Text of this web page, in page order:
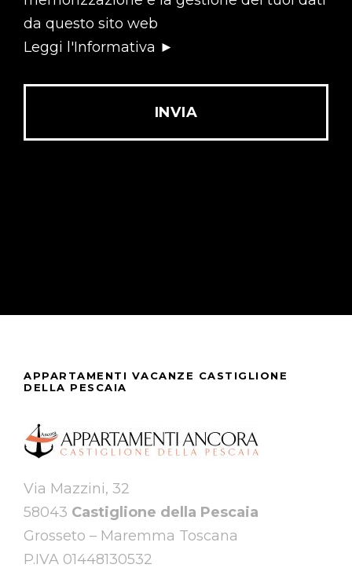
A
A
da questo sito web
Leggi l'Informativa ►
APPARTAMENTI VACANZE CASTIGLIONE
DELLA PESCAIA
Via Mazzini, 32
58043 Castiglione della Pescaia
Grosseto – Maremma Toscana
P.IVA 01448130532